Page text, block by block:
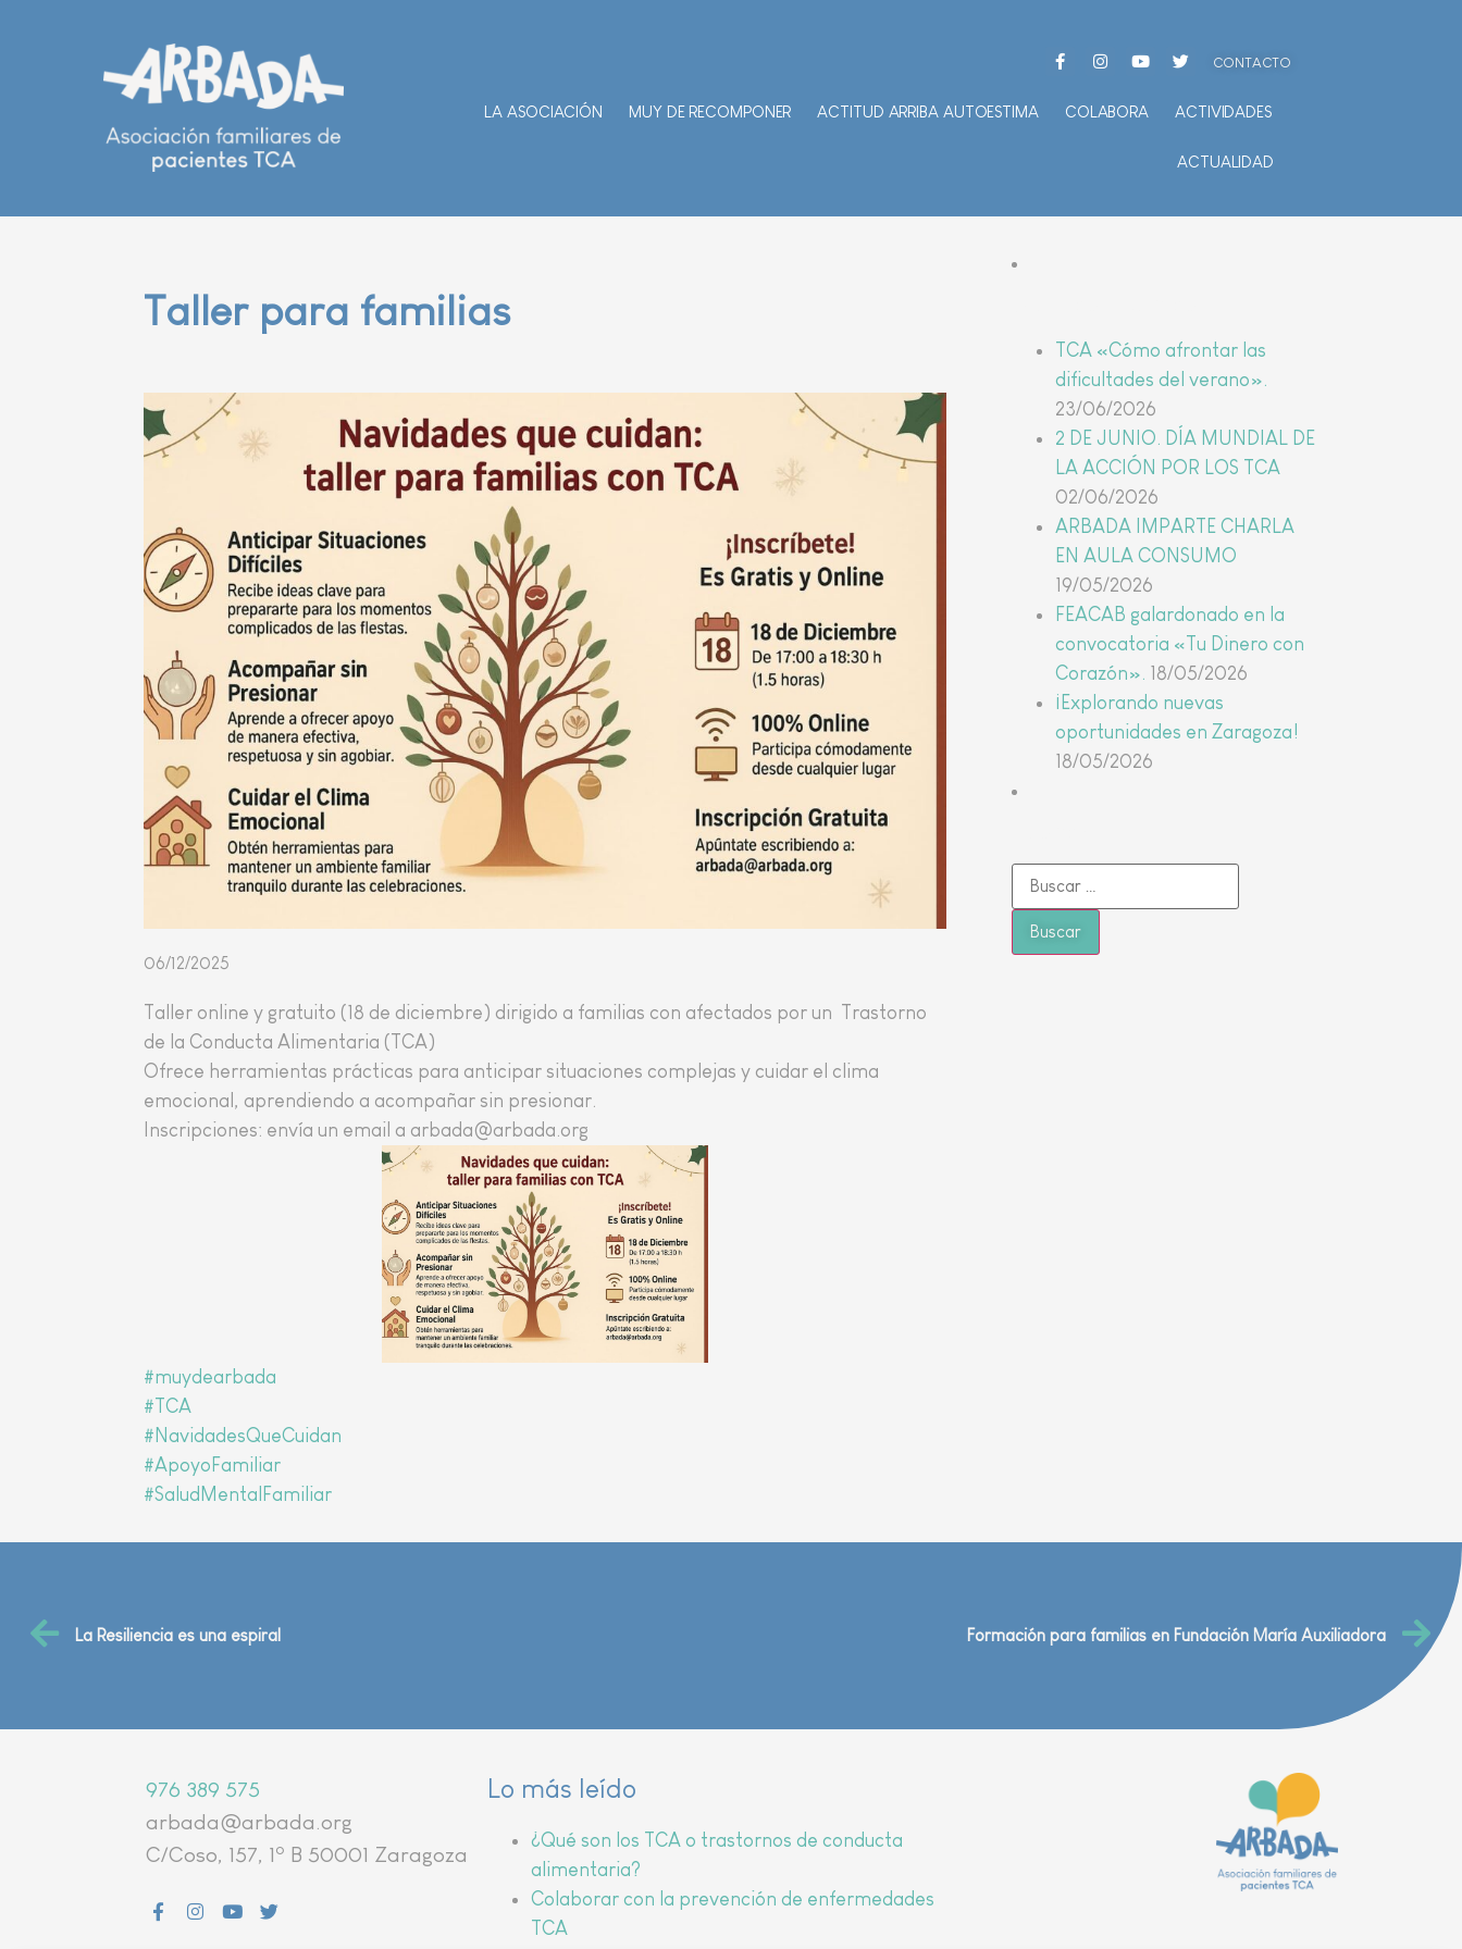
CONTACTO
LA ASOCIACIÓN MUY DE RECOMPONER ACTITUD ARRIBA AUTOESTIMA COLABORA ACTIVIDADES
ACTUALIDAD
Taller para familias
06/12/2025
Taller online y gratuito (18 de diciembre) dirigido a familias con afectados por un Trastorno
de la Conducta Alimentaria (TCA)
Ofrece herramientas prácticas para anticipar situaciones complejas y cuidar el clima
emocional, aprendiendo a acompañar sin presionar.
Inscripciones: envía un email a arbada@arbada.org
#muydearbada
#TCA
#NavidadesQueCuidan
#ApoyoFamiliar
#SaludMentalFamiliar
TCA «Cómo afrontar las
dificultades del verano».
23/06/2026
2 DE JUNIO. DÍA MUNDIAL DE
LA ACCIÓN POR LOS TCA
02/06/2026
ARBADA IMPARTE CHARLA
EN AULA CONSUMO
19/05/2026
FEACAB galardonado en la
convocatoria «Tu Dinero con
Corazón». 18/05/2026
¡Explorando nuevas
oportunidades en Zaragoza!
18/05/2026
La Resiliencia es una espiral Formación para familias en Fundación María Auxiliadora
976 389 575
arbada@arbada.org
C/Coso, 157, 1o B 50001 Zaragoza
Lo más leído
¿Qué son los TCA o trastornos de conducta
alimentaria?
Colaborar con la prevención de enfermedades
TCA